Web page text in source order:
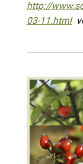
http://
03-11.html